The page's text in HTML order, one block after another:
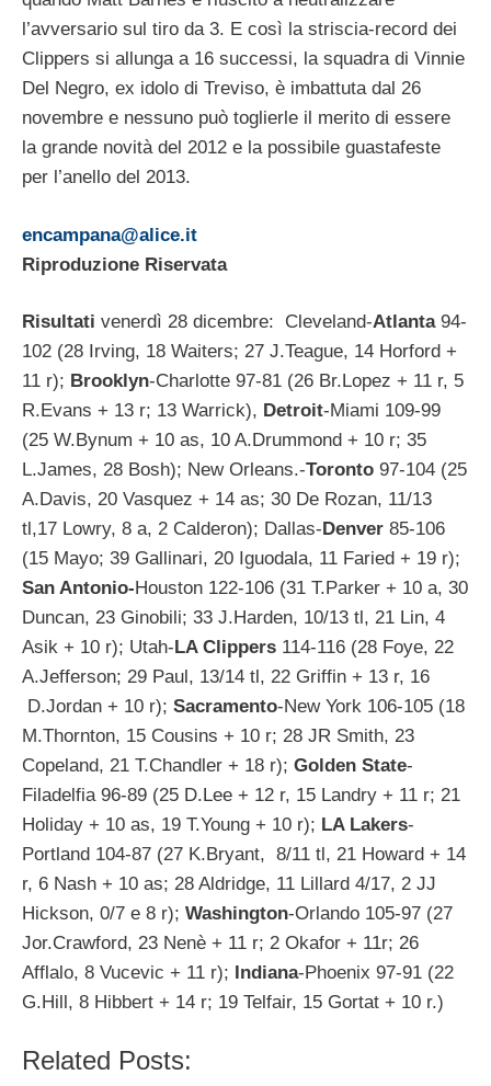
l’avversario sul tiro da 3. E così la striscia-record dei
Clippers si allunga a 16 successi, la squadra di Vinnie
Del Negro, ex idolo di Treviso, è imbattuta dal 26
novembre e nessuno può toglierle il merito di essere
la grande novità del 2012 e la possibile guastafeste
per l’anello del 2013.
encampana@alice.it
Riproduzione Riservata
Risultati venerdì 28 dicembre: Cleveland-Atlanta 94-
102 (28 Irving, 18 Waiters; 27 J.Teague, 14 Horford +
11 r); Brooklyn-Charlotte 97-81 (26 Br.Lopez + 11 r, 5
R.Evans + 13 r; 13 Warrick), Detroit-Miami 109-99
(25 W.Bynum + 10 as, 10 A.Drummond + 10 r; 35
L.James, 28 Bosh); New Orleans.-Toronto 97-104 (25
A.Davis, 20 Vasquez + 14 as; 30 De Rozan, 11/13
tl,17 Lowry, 8 a, 2 Calderon); Dallas- Denver 85-106
(15 Mayo; 39 Gallinari, 20 Iguodala, 11 Faried + 19 r);
San Antonio- Houston 122-106 (31 T.Parker + 10 a, 30
Duncan, 23 Ginobili; 33 J.Harden, 10/13 tl, 21 Lin, 4
Asik + 10 r); Utah- LA Clippers 114-116 (28 Foye, 22
A.Jefferson; 29 Paul, 13/14 tl, 22 Griffin + 13 r, 16
D.Jordan + 10 r); Sacramento-New York 106-105 (18
M.Thornton, 15 Cousins + 10 r; 28 JR Smith, 23
Copeland, 21 T.Chandler + 18 r); Golden State-
Filadelfia 96-89 (25 D.Lee + 12 r, 15 Landry + 11 r; 21
Holiday + 10 as, 19 T.Young + 10 r); LA Lakers-
Portland 104-87 (27 K.Bryant, 8/11 tl, 21 Howard + 14
r, 6 Nash + 10 as; 28 Aldridge, 11 Lillard 4/17, 2 JJ
Hickson, 0/7 e 8 r); Washington-Orlando 105-97 (27
Jor.Crawford, 23 Nenè + 11 r; 2 Okafor + 11r; 26
Afflalo, 8 Vucevic + 11 r);
Indiana-Phoenix 97-91 (22
G.Hill, 8 Hibbert + 14 r; 19 Telfair, 15 Gortat + 10 r.)
Related Posts: